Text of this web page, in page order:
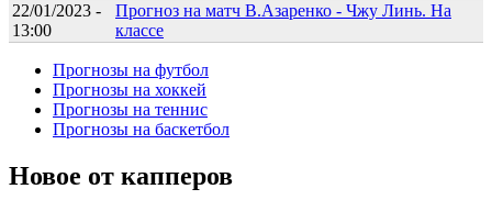
22/01/2023 -
13:00
Прогноз на матч В.Азаренко - Чжу Линь. На
классе
Прогнозы на футбол
Прогнозы на хоккей
Прогнозы на теннис
Прогнозы на баскетбол
Новое от капперов